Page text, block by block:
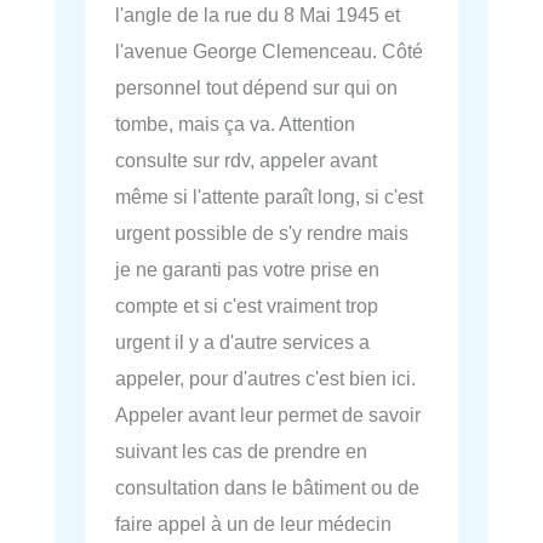
l'angle de la rue du 8 Mai 1945 et
l'avenue George Clemenceau. Côté
personnel tout dépend sur qui on
tombe, mais ça va. Attention
consulte sur rdv, appeler avant
même si l'attente paraît long, si c'est
urgent possible de s'y rendre mais
je ne garanti pas votre prise en
compte et si c'est vraiment trop
urgent il y a d'autre services a
appeler, pour d'autres c'est bien ici.
Appeler avant leur permet de savoir
suivant les cas de prendre en
consultation dans le bâtiment ou de
faire appel à un de leur médecin